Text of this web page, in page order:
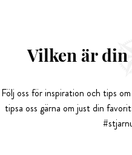
Vilken är
Följ oss för inspiration och tips
tipsa oss gärna om just din